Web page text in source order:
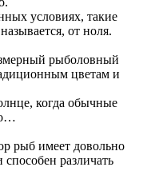
условиях, такие
от ноля.
рыболовный
цветам и
когда обычные
рыб имеет довольно
различать